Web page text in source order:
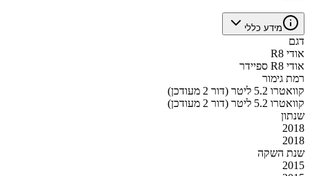
מידע כללי
דגם
אודי R8
אודי R8 ספיידר
רמת גימור
קוואטרו 5.2 ליטר (דור 2 מעודכן)
קוואטרו 5.2 ליטר (דור 2 מעודכן)
שנתון
2018
2018
שנת השקה
2015